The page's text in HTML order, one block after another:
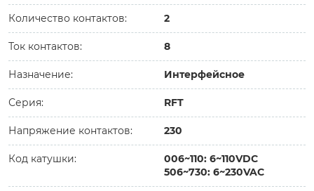
Количество контактов: 2
Ток контактов: 8
Назначение: Интерфейсное
Серия: RFT
Напряжение контактов: 230
Код катушки:
006~110: 6~110VDC
506~730: 6~230VAC